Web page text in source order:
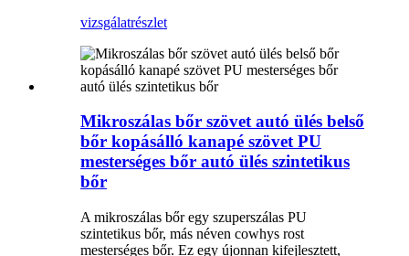
vizsgálatrészlet
Mikroszálas bőr szövet autó ülés belső
bőr kopásálló kanapé szövet PU
mesterséges bőr autó ülés szintetikus
bőr
A mikroszálas bőr egy szuperszálas PU
szintetikus bőr, más néven cowhys rost
mesterséges bőr. Ez egy újonnan kifejlesztett,